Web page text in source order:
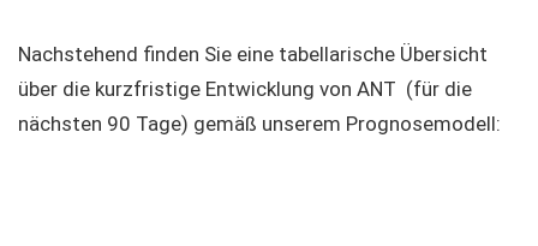
Nachstehend finden Sie eine tabellarische Übersicht
über die kurzfristige Entwicklung von ANT (für die
nächsten 90 Tage) gemäß unserem Prognosemodell: